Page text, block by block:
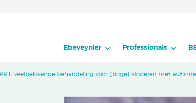
Ebeveynler Professionals
PRT: veelbelovende behandeling voor (jonge) kinderen met autisme